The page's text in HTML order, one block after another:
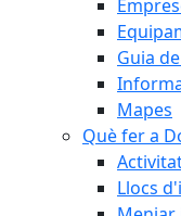
Guia
Mapes
Què fer a
Llocs